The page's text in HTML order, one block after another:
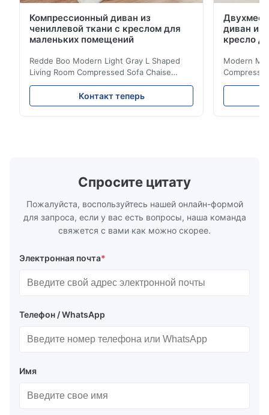
Компрессионный диван из
чениллевой ткани с креслом для
маленьких помещений
Redde Boo Modern Light Gray L Shaped
Living Room Compressed Sofa Chaise
Lounge Product Overview High resilience
soft sectional sofa designed for small
spaces, featuring a contemporary light gray
Контакт теперь
диван из
кресло
Modern
Room
Спросите цитату
Пожалуйста, воспользуйтесь нашей онлайн-формой
для запроса, если у вас есть вопросы, наша команда
свяжется с вами как можно скорее.
Электронная почта*
Телефон / WhatsApp
Имя